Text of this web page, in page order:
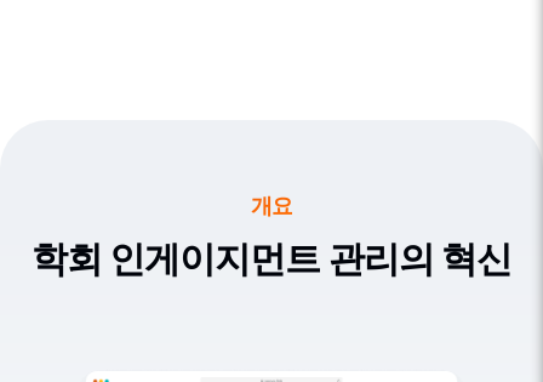
개요
학회 인게이지먼트 관리의 혁신